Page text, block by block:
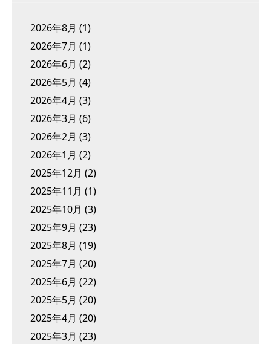
2026年8月 (1)
2026年7月 (1)
2026年6月 (2)
2026年5月 (4)
2026年4月 (3)
2026年3月 (6)
2026年2月 (3)
2026年1月 (2)
2025年12月 (2)
2025年11月 (1)
2025年10月 (3)
2025年9月 (23)
2025年8月 (19)
2025年7月 (20)
2025年6月 (22)
2025年5月 (20)
2025年4月 (20)
2025年3月 (23)